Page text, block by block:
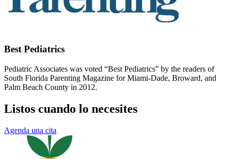
Best Pediatrics
Pediatric Associates was voted “Best Pediatrics” by the readers of
South Florida Parenting Magazine for Miami-Dade, Broward, and
Palm Beach County in 2012.
Listos cuando lo necesites
Agenda una cita